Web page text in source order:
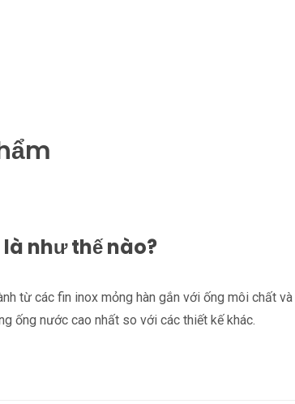
như thế nào?
từ các fin inox mỏng hàn gắn với ống môi chất
ống nước cao nhất so với các thiết kế khác.